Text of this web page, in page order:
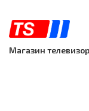
Магазин